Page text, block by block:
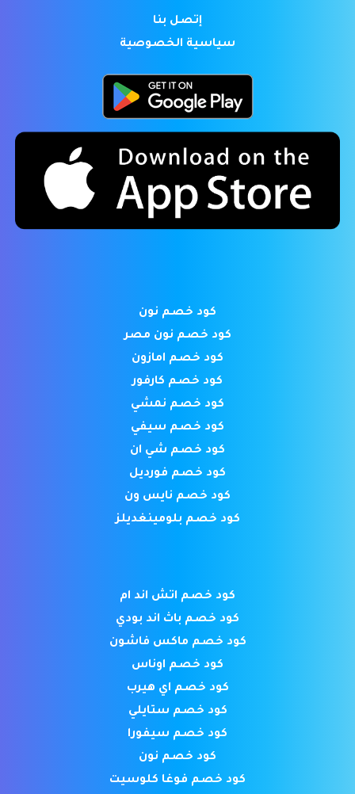
إتصل بنا
سياسية الخصوصية
كود خصم نون
كود خصم نون مصر
كود خصم امازون
كود خصم كارفور
كود خصم نمشي
كود خصم سيفي
كود خصم شي ان
كود خصم فورديل
كود خصم نايس ون
كود خصم بلومينغديلز
كود خصم اتش اند ام
كود خصم باث اند بودي
كود خصم ماكس فاشون
كود خصم اوناس
كود خصم اي هيرب
كود خصم ستايلي
كود خصم سيفورا
كود خصم نون
كود خصم فوغا كلوسيت